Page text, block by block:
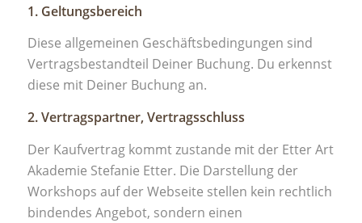
1. Geltungsbereich
Diese allgemeinen Geschäftsbedingungen sind
Vertragsbestandteil Deiner Buchung. Du erkennst
diese mit Deiner Buchung an.
2. Vertragspartner, Vertragsschluss
Der Kaufvertrag kommt zustande mit der Etter Art
Akademie Stefanie Etter. Die Darstellung der
Workshops auf der Webseite stellen kein rechtlich
bindendes Angebot, sondern einen